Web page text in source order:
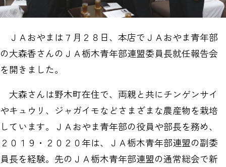
ＪＡおやまは７月２８日、本店でＪＡおやま青年部
の大森香さんのＪＡ栃木青年部連盟委員長就任報告会
を開きました。
大森さんは野木町在住で、両親と共にチンゲンサイ
やキュウリ、ジャガイモなどさまざまな農産物を栽培
しています。ＪＡおやま青年部の役員や部長を務め、
２０１９・２０２０年は、ＪＡ栃木青年部連盟の副委
員長を経験。先のＪＡ栃木青年部連盟の通常総会で新